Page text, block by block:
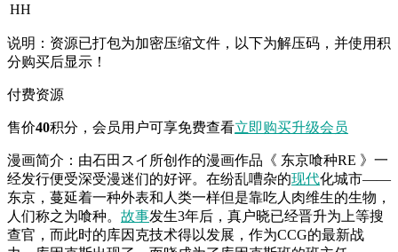
HH
说明：资源已打包为加密压缩文件，以下为解压码，并使用积
分购买后显示！
付费资源
售价40积分 ，会员用户可享免费查看立即购买升级会员
漫画简介：由石田スイ所创作的漫画作品《 东京喰种RE 》一
经发行便受深受漫迷们的好评。在纷乱嘈杂的现代化城市——
东京，蔓延着一种外表和人类一样但是靠吃人肉维生的生物，
人们称之为喰种。 故事发生3年后，真户晓已经晋升为上等搜
查官，而此时的库因克技术得以发展，作为CCG的最新战